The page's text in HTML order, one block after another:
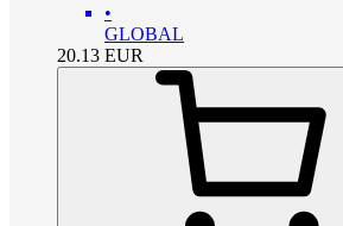
•
GLOBAL
20.13 EUR